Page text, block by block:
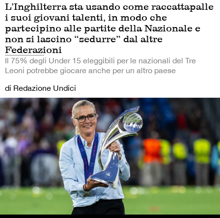
L’Inghilterra sta usando come raccattapalle
i suoi giovani talenti, in modo che
partecipino alle partite della Nazionale e
non si lascino “sedurre” dal altre
Federazioni
Il 75% degli Under 15 eleggibili per le nazionali del Tre
Leoni potrebbe giocare anche per un altro paese
di Redazione Undici